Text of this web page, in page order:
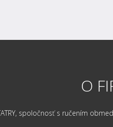
O
spoločnosť s ručením